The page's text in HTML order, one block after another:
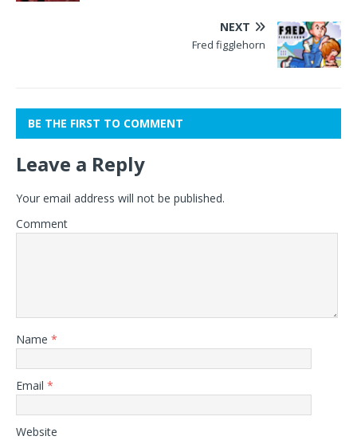
NEXT
Fred figglehorn
BE THE FIRST TO COMMENT
Leave a Reply
Your email address will not be published.
Comment
Name *
Email *
Website